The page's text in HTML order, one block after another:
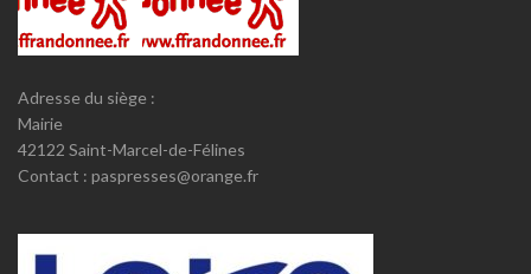
Adresse du siège :
Mairie
42122 Saint-Marcel-de-Félines
Contact : paspresses@orange.fr